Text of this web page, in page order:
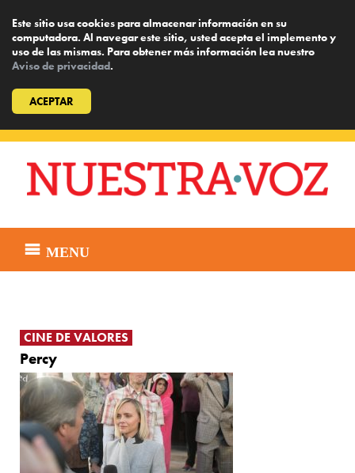
Este sitio usa cookies para almacenar información en su
computadora. Al navegar este sitio, usted acepta el implemento y
uso de las mismas. Para obtener más información lea nuestro
Aviso de privacidad.
ACEPTAR
content
MENU
CINE DE VALORES
Percy